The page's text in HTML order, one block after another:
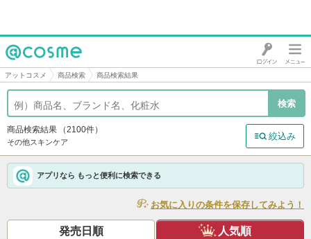
@cosme
アットコスメ 商品検索 商品検索結果
商品検索結果 （2100件）
その他スキンケア
絞込み
アプリなら もっと便利に検索できる
お気に入りの条件を保存してみよう！
発売日順 人気順